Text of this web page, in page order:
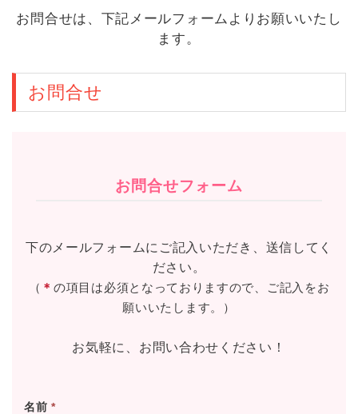
お問合せは、下記メールフォームよりお願いいたし
ます。
お問合せ
お問合せフォーム
下のメールフォームにご記入いただき、送信してく
ださい。
（ ＊ の項目は必須となっておりますので、ご記入をお
願いいたします。）
お気軽に、お問い合わせください！
名前*